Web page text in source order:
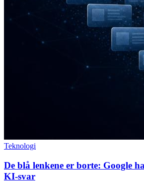
Teknologi
De blå lenkene er borte: Google
KI-svar